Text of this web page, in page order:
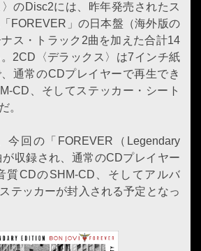
のDisc2には、昨年発売されたス
FOREVER」の日本盤（海外版の
ス・トラック2曲を加えた合計14
2CD〈デラックス〉は7インチ紙
通常のCDプレイヤーで再生でき
CD、そしてステッカー・シート
。
今回の「FOREVER（Legendary
収録され、通常のCDプレイヤー
質CDのSHM-CD、そしてアルバ
テッカーが封入される予定となっ